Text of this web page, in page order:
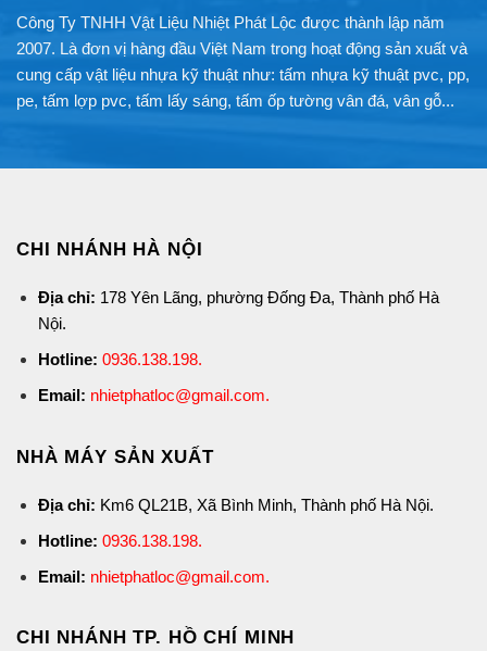
Công Ty TNHH Vật Liệu Nhiệt Phát Lộc được thành lập năm
2007. Là đơn vị hàng đầu Việt Nam trong hoạt động sản xuất và
cung cấp vật liệu nhựa kỹ thuật như: tấm nhựa kỹ thuật pvc, pp,
pe, tấm lợp pvc, tấm lấy sáng, tấm ốp tường vân đá, vân gỗ...
CHI NHÁNH HÀ NỘI
Địa chỉ: 178 Yên Lãng, phường Đống Đa, Thành phố Hà
Nội.
Hotline: 0936.138.198.
Email: nhietphatloc@gmail.com.
NHÀ MÁY SẢN XUẤT
Địa chỉ: Km6 QL21B, Xã Bình Minh, Thành phố Hà Nội.
Hotline: 0936.138.198.
Email: nhietphatloc@gmail.com.
CHI NHÁNH TP. HỒ CHÍ MINH